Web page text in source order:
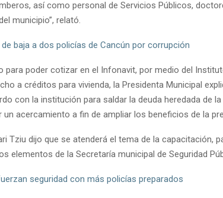
así como personal de Servicios Públicos,
municipio”, relató.
de baja a dos policías de Cancún por corrupción
para poder cotizar en el Infonavit, por medio del
a créditos para vivienda, la Presidenta Municipal
con la institución para saldar la deuda heredada de
acercamiento a fin de ampliar los beneficios de la
Tziu dijo que se atenderá el tema de la capacitación,
elementos de la Secretaría municipal de Seguridad
seguridad con más policías preparados